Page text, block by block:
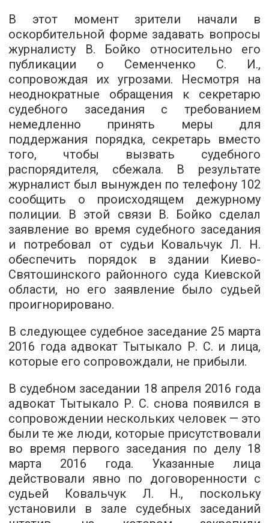
В этот момент зрители начали в
оскорбительной форме задавать вопросы
журналисту В. Бойко относительно его
публикации о Семенченко С. И.,
сопровождая их угрозами. Несмотря на
неоднократные обращения к секретарю
судебного заседания с требованием
немедленно принять меры для
поддержания порядка, секретарь вместо
того, чтобы вызвать судебного
распорядителя, сбежала. В результате
журналист был вынужден по телефону 102
сообщить о происходящем дежурному
полиции. В этой связи В. Бойко сделал
заявление во время судебного заседания
и потребовал от судьи Ковальчук Л. Н.
обеспечить порядок в здании Киево-
Святошинского районного суда Киевской
области, но его заявление было судьей
проигнорировано.
В следующее судебное заседание 25 марта
2016 года адвокат Тытыкало Р. С. и лица,
которые его сопровождали, не прибыли.
В судебном заседании 18 апреля 2016 года
адвокат Тытыкало Р. С. снова появился в
сопровождении нескольких человек — это
были те же люди, которые присутствовали
во время первого заседания по делу 18
марта 2016 года. Указанные лица
действовали явно по договоренности с
судьей Ковальчук Л. Н., поскольку
установили в зале судебных заседаний